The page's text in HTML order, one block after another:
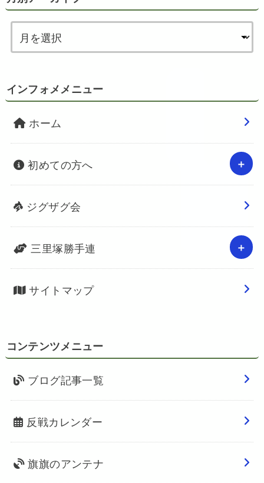
インフォメメニュー
ホーム
初めての方へ
ジグザグ会
三里塚勝手連
サイトマップ
コンテンツメニュー
ブログ記事一覧
反戦カレンダー
旗旗のアンテナ